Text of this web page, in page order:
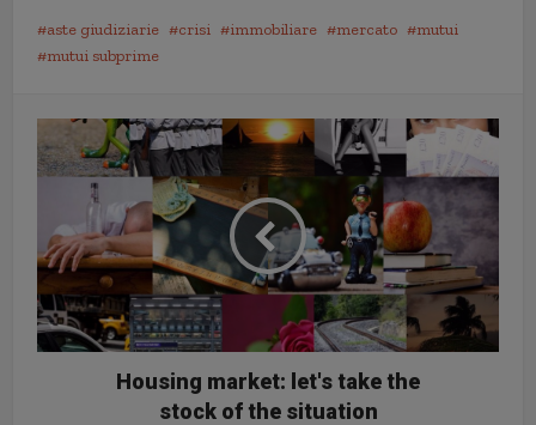
aste giudiziarie crisi immobiliare mercato
mutui
mutui subprime
Housing market: let's take the
stock of the situation